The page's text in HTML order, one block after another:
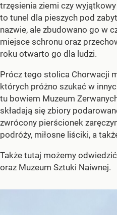
trzęsienia ziemi czy
to tunel dla pieszych pod
nazwie, ale zbudowano go w
miejsce schronu oraz
roku otwarto go dla ludzi.
Prócz tego stolica Chorwacji
których próżno szukać w
tu bowiem Muzeum
składają się zbiory
zwrócony pierścionek
podróży, miłosne liściki, a
Także tutaj możemy
oraz Muzeum Sztuki Naiwnej.